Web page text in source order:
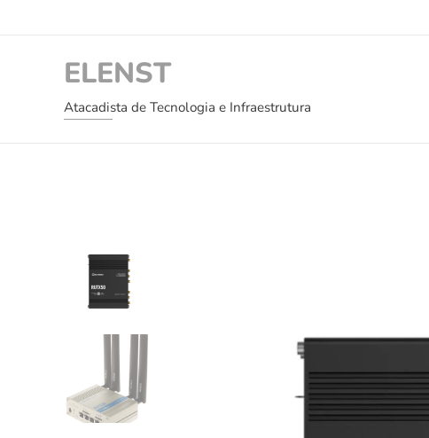
ELENST
Atacadista de Tecnologia e Infraestrutura